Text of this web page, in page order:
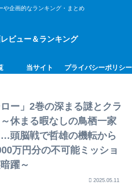
や企画的なランキング・まとめ
ビュー＆ランキング
当サイト プライバシーポリシー
ー」2巻の深まる謎とクラ
休まる暇なしの鳥栖一家
頭脳戦で哲雄の機転から
万円分の不可能ミッショ
躍～
2025.05.11